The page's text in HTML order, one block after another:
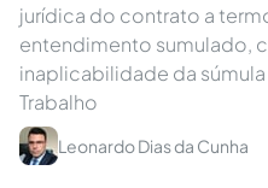
jurídica do contrato a
entendimento sumulado,
inaplicabilidade da
Trabalho
Leonardo Dias da Cunha